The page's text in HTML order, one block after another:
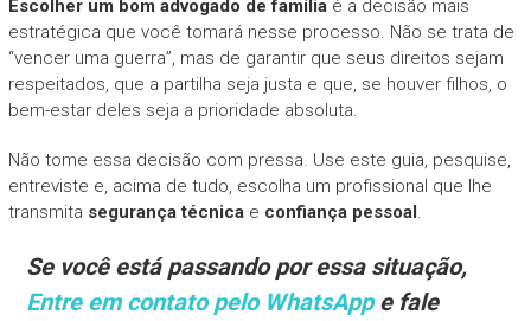
Escolher um bom advogado de famíliaé a decisão mais
estratégica que você tomará nesse processo. Não se trata de
“vencer uma guerra”, mas de garantir que seus direitos sejam
respeitados, que a partilha seja justa e que, se houver filhos, o
bem-estar deles seja a prioridade absoluta.
Não tome essa decisão com pressa. Use este guia, pesquise,
entreviste e, acima de tudo, escolha um profissional que lhe
transmita segurança técnicae confiança pessoal.
Se você está passando por essa situação,
Entre em contato pelo WhatsAppe fale